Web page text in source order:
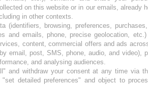
on this website or in our emails, already
in other contexts.
(identifiers, browsing, preferences,
and emails, phone, precise geolocation,
content, commercial offers and ads
email, post, SMS, phone, audio, and video),
and analysing audiences.
and withdraw your consent at any time via
detailed preferences" and object to